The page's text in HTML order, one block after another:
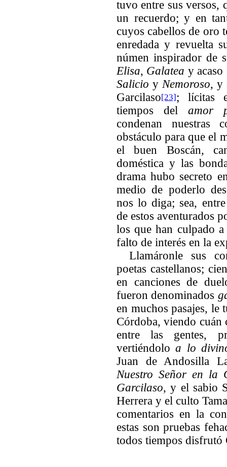
tuvo entre sus versos,
un recuerdo; y en
cuyos cabellos de oro
enredada y revuelta
númen inspirador de
Elisa, Galatea y acaso
Salicio y Nemoroso, y
Garcilaso[23] ; lícitas
tiempos del amor
condenan nuestras
obstáculo para que el
el buen Boscán,
doméstica y las
drama hubo secreto
medio de poderlo
nos lo diga; sea,
de estos aventurados
los que han culpado
falto de interés en la
Llamáronle sus
poetas castellanos;
en canciones de
fueron denominados
en muchos pasajes, le
Córdoba, viendo cuán
entre las gentes,
vertiéndoloa lo
Juan de Andosilla
Nuestro Señor en la
Garcilaso, y el sabio
Herrera y el culto
comentarios en la
estas son pruebas
todos tiempos disfrutó